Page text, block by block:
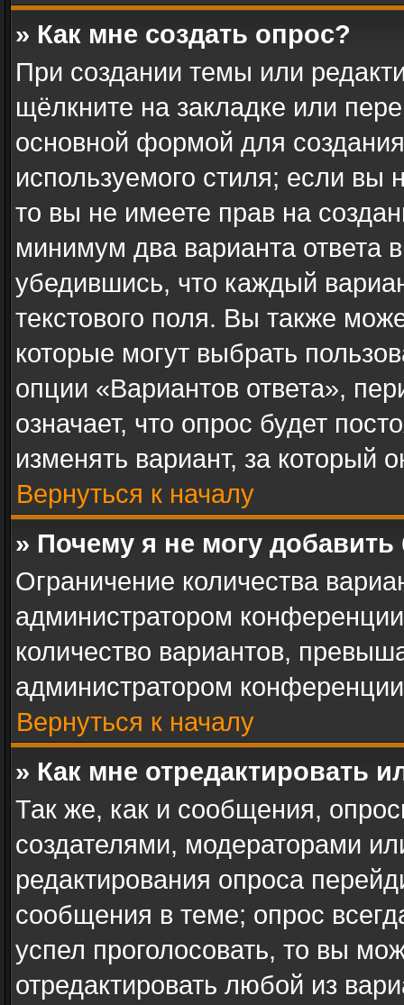
» Как мне создать опрос?
При создании темы или
щёлкните на закладке или
основной формой для
используемого стиля; если вы
то вы не имеете прав на
минимум два варианта ответа
убедившись, что каждый
текстового поля. Вы также
которые могут выбрать
опции «Вариантов ответа»,
означает, что опрос будет
изменять вариант, за который
Вернуться к началу
» Почему я не могу
Ограничение количества
администратором
количество вариантов,
администратором
Вернуться к началу
» Как мне отредактировать
Так же, как и сообщения,
создателями, модераторами
редактирования опроса
сообщения в теме; опрос
успел проголосовать, то вы
отредактировать любой из